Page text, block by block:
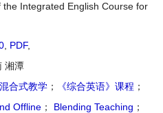
Integrated English Course for
PDF,
湘潭
混合式教学 ； 《综合英语》课程 ；
Offline ； Blending Teaching ；